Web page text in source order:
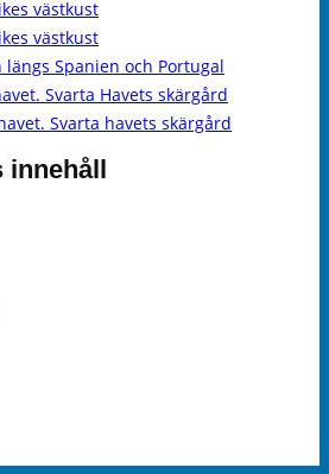
västkust
västkust
längs Spanien och Portugal
Svarta Havets skärgård
Svarta havets skärgård
innehåll